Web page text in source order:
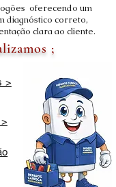
oferecendo um
diagnóstico correto,
clara ao cliente.
;
>